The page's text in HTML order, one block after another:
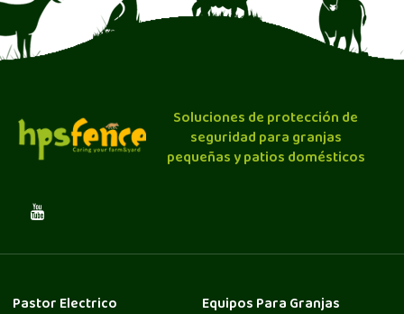
Soluciones de protección de
seguridad para granjas
pequeñas y patios domésticos
Pastor Electrico Equipos Para Granjas